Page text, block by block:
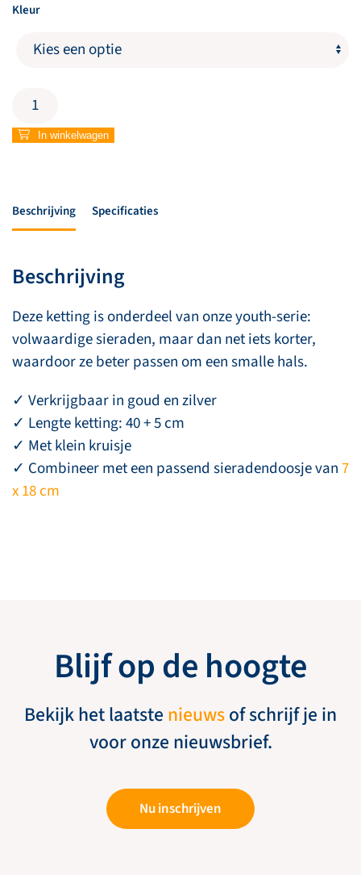
Kleur
Ketting
youth
kruisje
small
In winkelwagen
Beschrijving Specificaties
Beschrijving
Deze ketting is onderdeel van onze youth-serie:
volwaardige sieraden, maar dan net iets korter,
waardoor ze beter passen om een smalle hals.
✓ Verkrijgbaar in goud en zilver
✓ Lengte ketting: 40 + 5 cm
✓ Met klein kruisje
✓ Combineer met een passend sieradendoosje van7
x 18 cm
Blijf op de hoogte
Bekijk het laatste nieuwsof schrijf je in
voor onze nieuwsbrief.
Nu inschrijven